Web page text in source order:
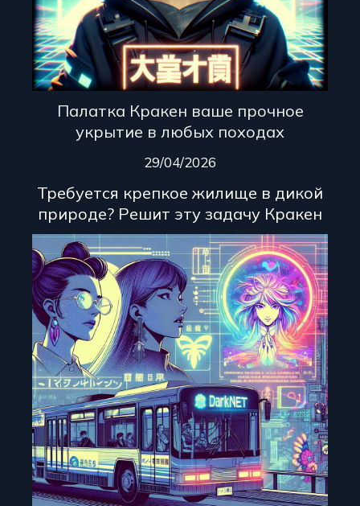
Палатка Кракен ваше прочное
укрытие в любых походах
29/04/2026
Требуется крепкое жилище в дикой
природе? Решит эту задачу Кракен